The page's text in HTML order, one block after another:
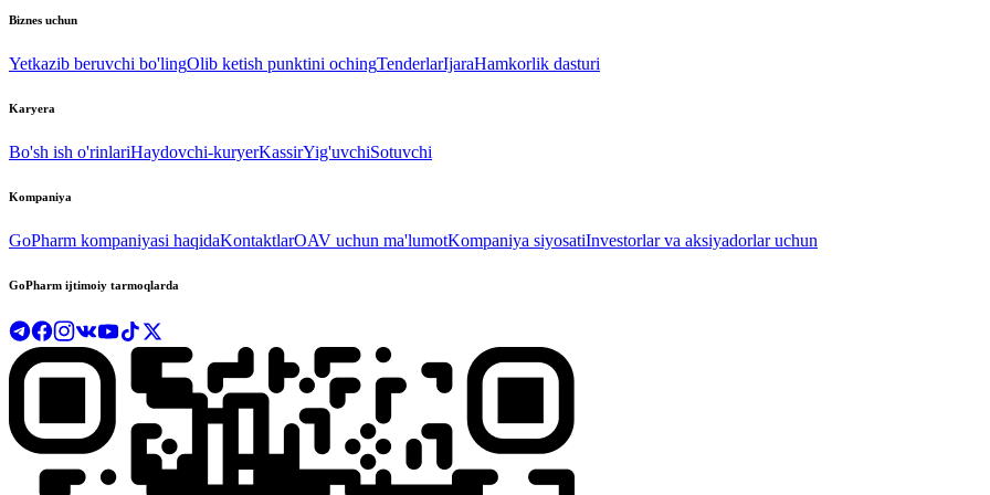
Biznes uchun
Yetkazib beruvchi bo'lingOlib ketish punktini ochingTenderlarIjaraHamkorlik dasturi
Karyera
Bo'sh ish o'rinlariHaydovchi-kuryerKassirYig'uvchiSotuvchi
Kompaniya
GoPharm kompaniyasi haqidaKontaktlarOAV uchun ma'lumotKompaniya siyosatiInvestorlar va aksiyadorlar uchun
GoPharm ijtimoiy tarmoqlarda